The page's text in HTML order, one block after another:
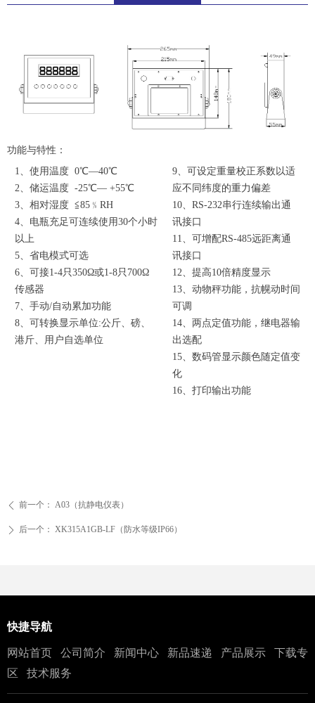
功能与特性：
1、使用温度 0℃—40℃
2、储运温度 -25℃— +55℃
3、相对湿度 ≦85﹪RH
4、电瓶充足可连续使用30个小时
以上
5、省电模式可选
6、可接1-4只350Ω或1-8只700Ω
传感器
7、手动/自动累加功能
8、可转换显示单位:公斤、磅、
港斤、用户自选单位
9、可设定重量校正系数以适
应不同纬度的重力偏差
10、RS-232串行连续输出通
讯接口
11、可增配RS-485远距离通
讯接口
12、提高10倍精度显示
13、动物秤功能，抗幌动时间
可调
14、两点定值功能，继电器输
出选配
15、数码管显示颜色随定值变
化
16、打印输出功能
ꄴ 前一个： A03（抗静电仪表）
ꄲ 后一个： XK315A1GB-LF（防水等级IP66）
快捷导航
网站首页 公司简介 新闻中心 新品速递 产品展示
下载专
区
技术服务